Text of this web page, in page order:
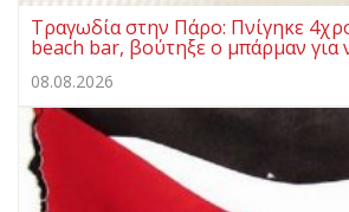
Τραγωδία στην Πάρο: Πνίγηκε
beach bar, βούτηξε ο μπάρμαν για
08.08.2026